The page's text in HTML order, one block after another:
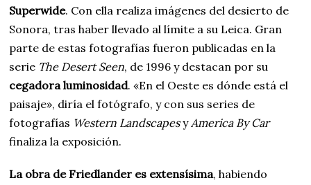
Superwide. Con ella realiza imágenes del desierto de
Sonora, tras haber llevado al límite a su Leica. Gran
parte de estas fotografías fueron publicadas en la
serie The Desert Seen, de 1996 y destacan por su
cegadora luminosidad. «En el Oeste es dónde está el
paisaje», diría el fotógrafo, y con sus series de
fotografías Western LandscapesyAmerica By Car
finaliza la exposición.
La obra de Friedlander es extensísima, habiendo